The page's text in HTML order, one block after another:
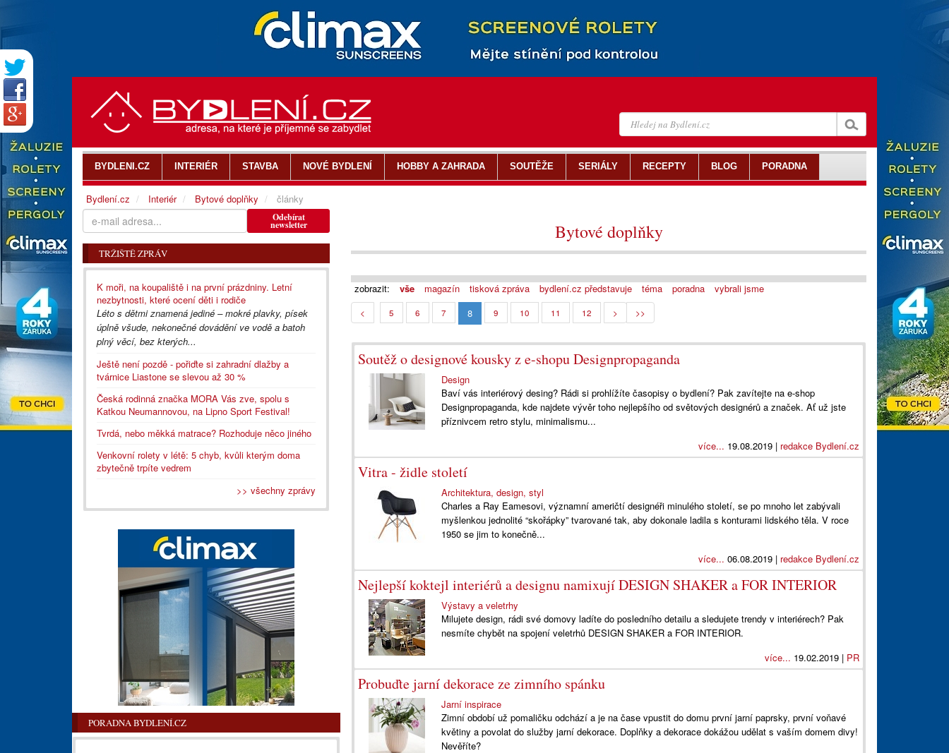
Bytové doplňky
zobrazit: vše magazín tisková zpráva bydlení.cz představuje téma poradna vybrali jsme
< 5 6 7 8 9 10 11 12 > >>
Soutěž o designové kousky z e-shopu Designpropaganda
Design
Baví vás interiérový desing? Rádi si prohlížíte časopisy o bydlení? Pak zavítejte na e-shop
Designpropaganda, kde najdete vývěr toho nejlepšího od světových designérů a značek. Ať už jste
příznivcem retro stylu, minimalismu...
více... 19.08.2019 | redakce Bydlení.cz
Vitra - židle století
Architektura, design, styl
Charles a Ray Eamesovi, významní američtí designéři minulého století, se po mnoho let zabývali
myšlenkou jednolité “skořápky” tvarované tak, aby dokonale ladila s konturami lidského těla. V roce
1950 se jim to konečně...
více... 06.08.2019 | redakce Bydlení.cz
Nejlepší koktejl interiérů a designu namixují DESIGN SHAKER a FOR INTERIOR
Výstavy a veletrhy
Milujete design, rádi své domovy ladíte do posledního detailu a sledujete trendy v interiérech? Pak
nesmíte chybět na spojení veletrhů DESIGN SHAKER a FOR INTERIOR.
více... 19.02.2019 | PR
Probuďte jarní dekorace ze zimního spánku
Jarní inspirace
Zimní období už pomaličku odchází a je na čase vpustit do domu první jarní paprsky, první voňavé
květiny a povolat do služby jarní dekorace. Doplňky a dekorace dokážou udělat s vaším domem divy!
Nevěříte?
Odebírat
newsletter
TRŽIŠTĚ ZPRÁV
K moři, na koupaliště i na první prázdniny. Letní
nezbytnosti, které ocení děti i rodiče
Léto s dětmi znamená jediné – mokré plavky, písek
úplně všude, nekonečné dovádění ve vodě a batoh
plný věcí, bez kterých...
Ještě není pozdě - pořiďte si zahradní dlažby a
tvárnice Liastone se slevou až 30 %
Česká rodinná značka MORA Vás zve, spolu s
Katkou Neumannovou, na Lipno Sport Festival!
Tvrdá, nebo měkká matrace? Rozhoduje něco jiného
Venkovní rolety v létě: 5 chyb, kvůli kterým doma
zbytečně trpíte vedrem
>> všechny zprávy
PORADNA BYDLENÍ.CZ
BYDLENI.CZ INTERIÉR STAVBA NOVÉ BYDLENÍ HOBBY A ZAHRADA SOUTĚŽE SERIÁLY RECEPTY BLOG PORADNA
Bydlení.cz Interiér Bytové doplňky články